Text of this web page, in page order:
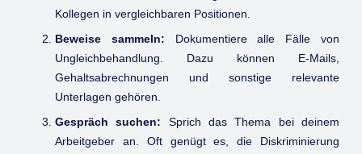
Kollegen in vergleichbaren Positionen.
Beweise sammeln: Dokumentiere alle Fälle von
Ungleichbehandlung. Dazu können E-Mails,
Gehaltsabrechnungen und sonstige relevante
Unterlagen gehören.
Gespräch suchen: Sprich das Thema bei deinem
Arbeitgeber an. Oft genügt es, die Diskriminierung